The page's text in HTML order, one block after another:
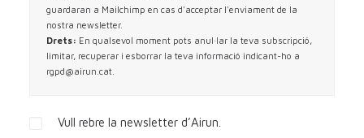
guardaran a Mailchimp en cas d'acceptar l'enviament de la
nostra newsletter.
Drets: En qualsevol moment pots anul·lar la teva subscripció,
limitar, recuperar i esborrar la teva informació indicant-ho a
rgpd@airun.cat
Vull rebre la newsletter d’Airun.